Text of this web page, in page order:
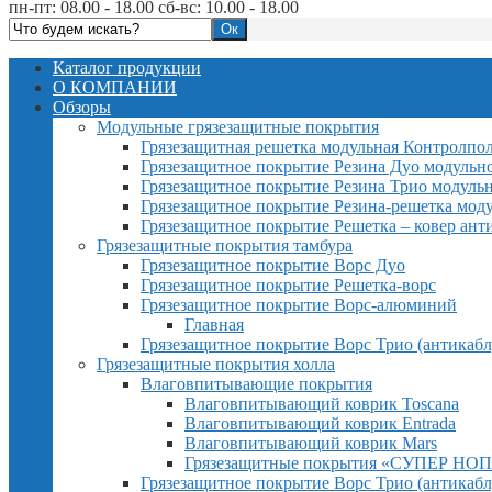
пн-пт: 08.00 - 18.00 сб-вс: 10.00 - 18.00
Каталог продукции
О КОМПАНИИ
Обзоры
Модульные грязезащитные покрытия
Грязезащитная решетка модульная
Грязезащитное покрытие Резина Дуо
Грязезащитное покрытие Резина Трио
Грязезащитное покрытие Резина-решетка
Грязезащитное покрытие Решетка – ковер
Грязезащитные покрытия тамбура
Грязезащитное покрытие Ворс Дуо
Грязезащитное покрытие Решетка-ворс
Грязезащитное покрытие Ворс-алюминий
Главная
Грязезащитное покрытие Ворс Трио
Грязезащитные покрытия холла
Влаговпитывающие покрытия
Влаговпитывающий коврик Toscana
Влаговпитывающий коврик Entrada
Влаговпитывающий коврик Mars
Грязезащитные покрытия «СУПЕР
Грязезащитное покрытие Ворс Трио